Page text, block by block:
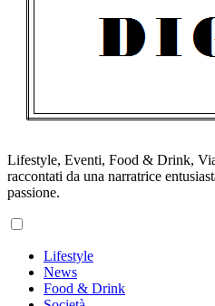
Lifestyle, Eventi, Food & Drink,
raccontati da una narratrice
passione.
Menu
Lifestyle
News
Food & Drink